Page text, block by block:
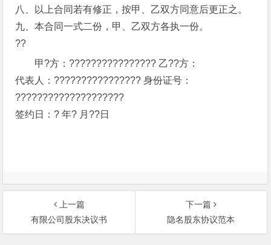
八、以上合同若有修正，按甲、乙双方同意后更正之。
九、本合同一式二份，甲、乙双方各执一份。
??
甲?方：???????????????? 乙??方：
代表人：???????????????? 身份证号：
????????????????????
签约日：? 年? 月??日
上一篇
有限公司股东决议书
下一篇
隐名股东协议范本